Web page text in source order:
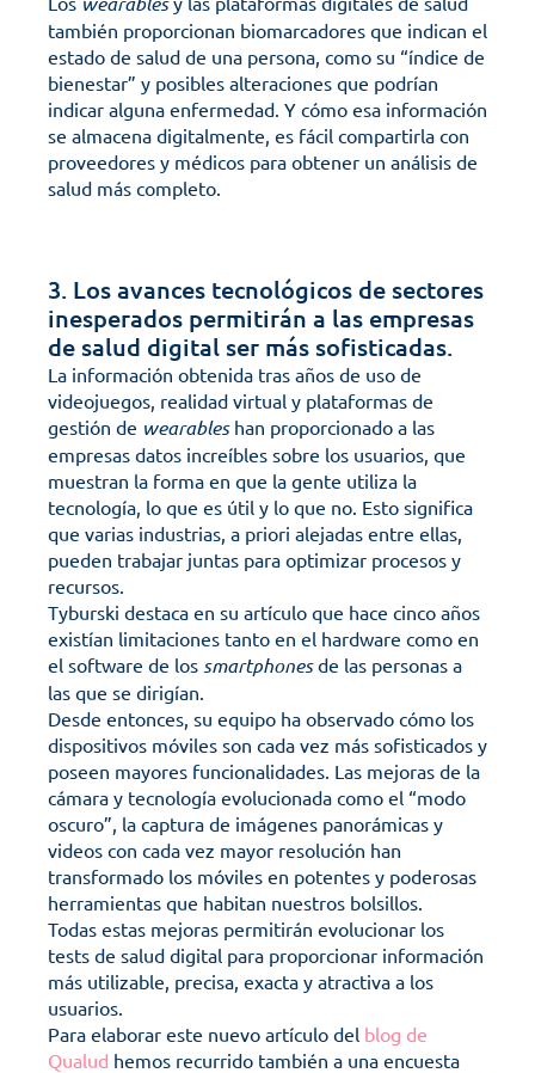
también proporcionan biomarcadores que indican el
estado de salud de una persona, como su “índice de
bienestar” y posibles alteraciones que podrían
indicar alguna enfermedad. Y cómo esa información
se almacena digitalmente, es fácil compartirla con
proveedores y médicos para obtener un análisis de
salud más completo.
3. Los avances tecnológicos de sectores
inesperados permitirán a las empresas
de salud digital ser más sofisticadas.
La información obtenida tras años de uso de
videojuegos, realidad virtual y plataformas de
gestión de wearables han proporcionado a las
empresas datos increíbles sobre los usuarios, que
muestran la forma en que la gente utiliza la
tecnología, lo que es útil y lo que no. Esto significa
que varias industrias, a priori alejadas entre ellas,
pueden trabajar juntas para optimizar procesos y
recursos.
Tyburski destaca en su artículo que hace cinco años
existían limitaciones tanto en el hardware como en
el software de los smartphones de las personas a
las que se dirigían.
Desde entonces, su equipo ha observado cómo los
dispositivos móviles son cada vez más sofisticados y
poseen mayores funcionalidades. Las mejoras de la
cámara y tecnología evolucionada como el “modo
oscuro”, la captura de imágenes panorámicas y
videos con cada vez mayor resolución han
transformado los móviles en potentes y poderosas
herramientas que habitan nuestros bolsillos.
Todas estas mejoras permitirán evolucionar los
tests de salud digital para proporcionar información
más utilizable, precisa, exacta y atractiva a los
usuarios.
Para elaborar este nuevo artículo del blog de
Qualud hemos recurrido también a una encuesta